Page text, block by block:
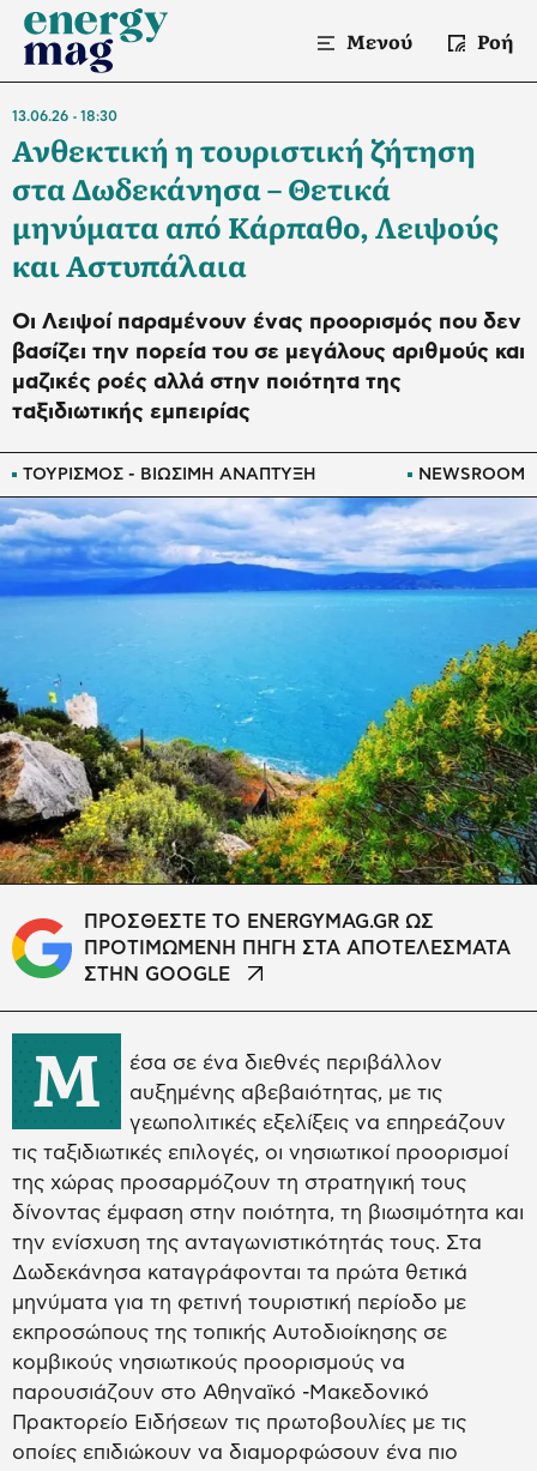
Μενού Ροή
ΤΟΥΡΙΣΜΟΣ - ΒΙΩΣΙΜΗ ΑΝΑΠΤΥΞΗ NEWSROOM
13.06.26 18:30
Ανθεκτική η τουριστική ζήτηση
στα Δωδεκάνησα – Θετικά
μηνύματα από Κάρπαθο, Λειψούς
και Αστυπάλαια
Οι Λειψοί παραμένουν ένας προορισμός που δεν
βασίζει την πορεία του σε μεγάλους αριθμούς και
μαζικές ροές αλλά στην ποιότητα της
ταξιδιωτικής εμπειρίας
ΠΡΟΣΘΕΣΤΕ ΤΟ ENERGYMAG.GR ΩΣ
ΠΡΟΤΙΜΩΜΕΝΗ ΠΗΓΗ ΣΤΑ ΑΠΟΤΕΛΕΣΜΑΤΑ
ΣΤΗΝ GOOGLE
Μ
έσα σε ένα διεθνές περιβάλλον
αυξημένης αβεβαιότητας, με τις
γεωπολιτικές εξελίξεις να επηρεάζουν
τις ταξιδιωτικές επιλογές, οι νησιωτικοί προορισμοί
της χώρας προσαρμόζουν τη στρατηγική τους
δίνοντας έμφαση στην ποιότητα, τη βιωσιμότητα και
την ενίσχυση της ανταγωνιστικότητάς τους. Στα
Δωδεκάνησα καταγράφονται τα πρώτα θετικά
μηνύματα για τη φετινή τουριστική περίοδο με
εκπροσώπους της τοπικής Αυτοδιοίκησης σε
κομβικούς νησιωτικούς προορισμούς να
παρουσιάζουν στο Αθηναϊκό -Μακεδονικό
Πρακτορείο Ειδήσεων τις πρωτοβουλίες με τις
οποίες επιδιώκουν να διαμορφώσουν ένα πιο